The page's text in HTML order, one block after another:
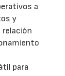
a
y
relación
para